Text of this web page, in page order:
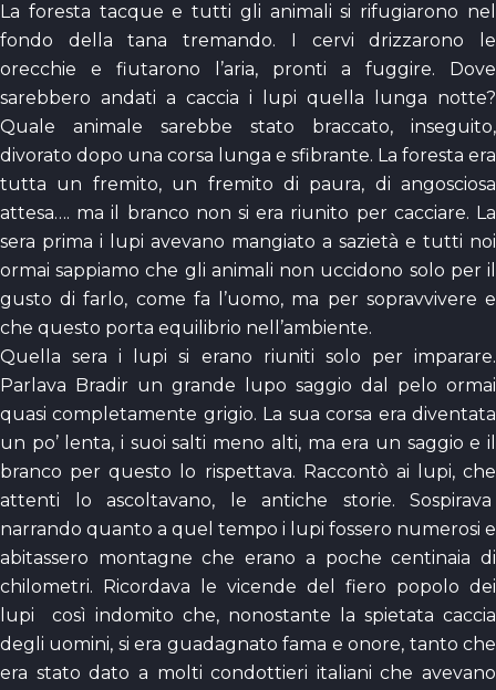
La foresta tacque e tutti gli animali si rifugiarono nel
fondo della tana tremando. I cervi drizzarono le
orecchie e fiutarono l’aria, pronti a fuggire. Dove
sarebbero andati a caccia i lupi quella lunga notte?
Quale animale sarebbe stato braccato, inseguito,
divorato dopo una corsa lunga e sfibrante. La foresta era
tutta un fremito, un fremito di paura, di angosciosa
attesa…. ma il branco non si era riunito per cacciare. La
sera prima i lupi avevano mangiato a sazietà e tutti noi
ormai sappiamo che gli animali non uccidono solo per il
gusto di farlo, come fa l’uomo, ma per sopravvivere e
che questo porta equilibrio nell’ambiente.
Quella sera i lupi si erano riuniti solo per imparare.
Parlava Bradir un grande lupo saggio dal pelo ormai
quasi completamente grigio. La sua corsa era diventata
un po’ lenta, i suoi salti meno alti, ma era un saggio e il
branco per questo lo rispettava. Raccontò ai lupi, che
attenti lo ascoltavano, le antiche storie. Sospirava
narrando quanto a quel tempo i lupi fossero numerosi e
abitassero montagne che erano a poche centinaia di
chilometri. Ricordava le vicende del fiero popolo dei
lupi così indomito che, nonostante la spietata caccia
degli uomini, si era guadagnato fama e onore, tanto che
era stato dato a molti condottieri italiani che avevano